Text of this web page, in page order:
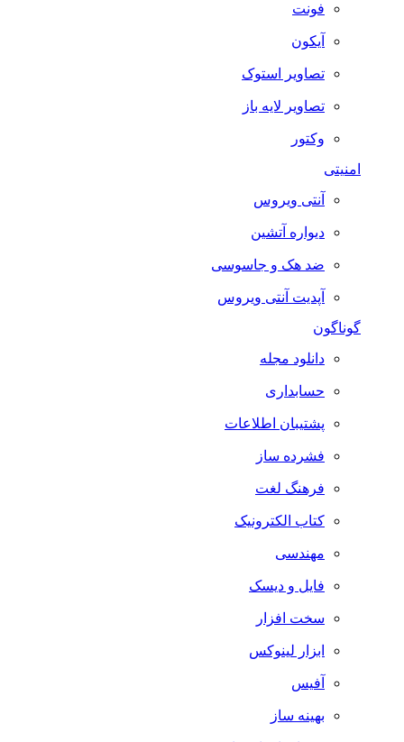
فونت
آیکون
تصاویر استوک
تصاویر لایه باز
وکتور
امنیتی
آنتی ویروس
دیواره آتشین
ضد هک و جاسوسی
آپدیت آنتی ویروس
گوناگون
دانلود مجله
حسابداری
پشتیبان اطلاعات
فشرده ساز
فرهنگ لغت
کتاب الکترونیک
مهندسی
فایل و دیسک
سخت افزار
ابزار لینوکس
آفیس
بهینه ساز